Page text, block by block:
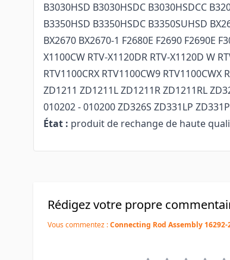
B3030HSD B3030HSDC B3030HSDCC
B3350HSD B3350HSDC B3350SUHSD
BX2670 BX2670-1 F2680E F2690 F2690E
X1100CW RTV-X1120DR RTV-X1120D W
RTV1100CRX RTV1100CW9 RTV1100CWX
ZD1211 ZD1211L ZD1211R ZD1211RL
010202 - 010200 ZD326S ZD331LP
État : produit de rechange de haute
Rédigez votre propre
Vous commentez :Connecting Rod Assembly